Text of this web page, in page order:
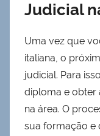
Judicial
Uma vez que
italiana, o
judicial. Para
diploma e obter
na área. O
sua formação e